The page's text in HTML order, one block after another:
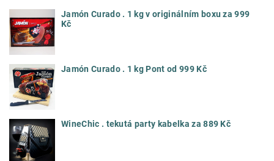
Jamón Curado . 1 kg v originálním boxu za 999
Kč
Jamón Curado . 1 kg Pont od 999 Kč
WineChic . tekutá party kabelka za 889 Kč